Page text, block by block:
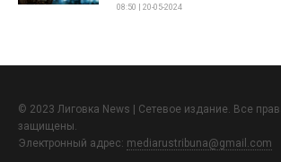
08:50 | 20-05-2024
© 2023 Лиговка News | Сетевое издание. Все
защищены.
Электронный адрес: mediarustribuna@gmail.com